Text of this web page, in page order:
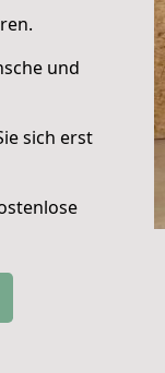
und
sich erst